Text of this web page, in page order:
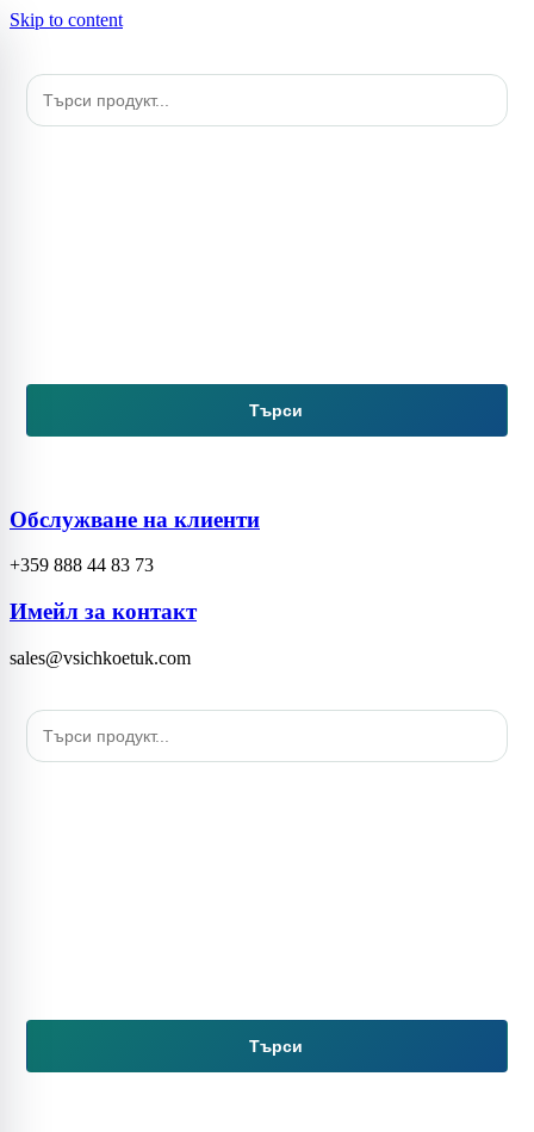
Skip to content
Търси
Обслужване на клиенти
+359 888 44 83 73
Имейл за контакт
sales@vsichkoetuk.com
Търси